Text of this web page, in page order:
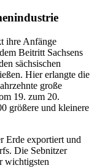
ihre Anfänge
Beitritt Sachsens
sächsischen
Hier erlangte die
große
19. zum 20.
größere und kleinere
Erde exportiert und
Die Sebnitzer
wichtigsten